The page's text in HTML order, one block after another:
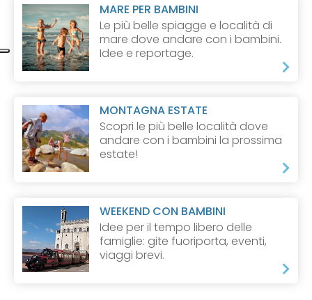
MARE PER BAMBINI
Le più belle spiagge e località di
mare dove andare con i bambini.
Idee e reportage.
MONTAGNA ESTATE
Scopri le più belle località dove
andare con i bambini la prossima
estate!
WEEKEND CON BAMBINI
Idee per il tempo libero delle
famiglie: gite fuoriporta, eventi,
viaggi brevi.